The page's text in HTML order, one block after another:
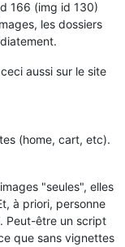
166 (img id 130)
les dossiers
aussi sur le site
(home, cart, etc).
"seules", elles
à priori, personne
Peut-être un script
que sans vignettes